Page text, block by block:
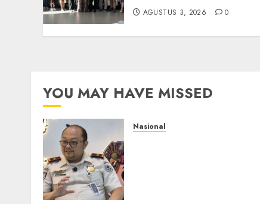
AGUSTUS 3, 2026 0
YOU MAY HAVE MISSED
Nasional